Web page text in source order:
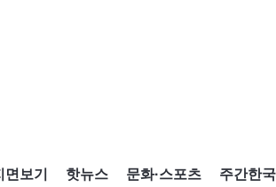
면보기 핫뉴스 문화·스포츠 주간한국